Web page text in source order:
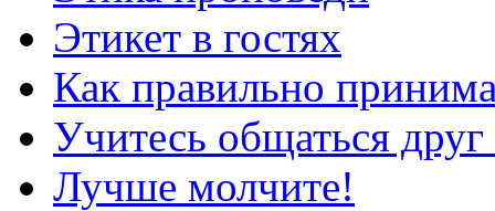
Этикет в гостях
Как правильно
Учитесь общаться
Лучше молчите!